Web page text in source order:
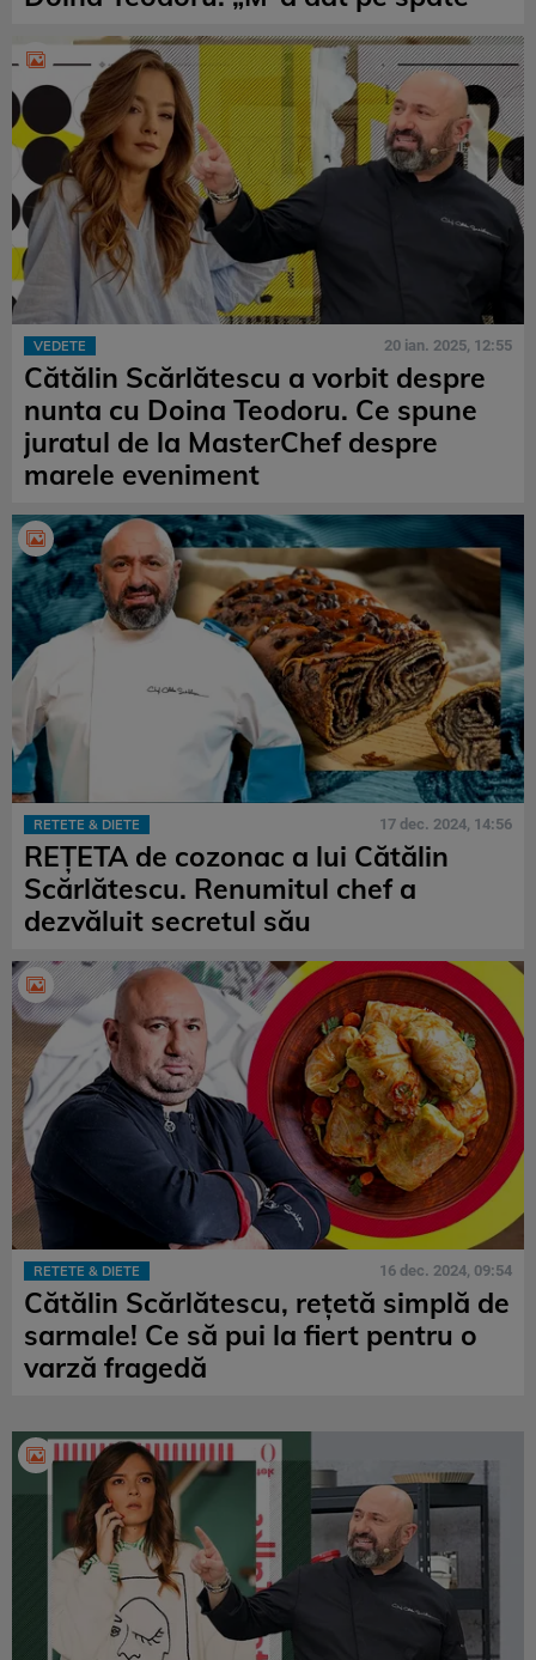
VEDETE 20 ian. 2025, 12:55
Cătălin Scărlătescu a vorbit despre
nunta cu Doina Teodoru. Ce spune
juratul de la MasterChef despre
marele eveniment
RETETE & DIETE 17 dec. 2024, 14:56
REȚETA de cozonac a lui Cătălin
Scărlătescu. Renumitul chef a
dezvăluit secretul său
RETETE & DIETE 16 dec. 2024, 09:54
Cătălin Scărlătescu, rețetă simplă de
sarmale! Ce să pui la fiert pentru o
varză fragedă